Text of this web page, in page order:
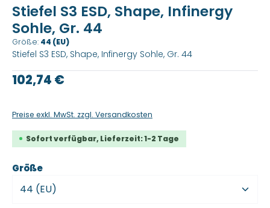
Stiefel S3 ESD, Shape, Infinergy
Sohle, Gr. 44
Größe: 44 (EU)
Stiefel S3 ESD, Shape, Infinergy Sohle, Gr. 44
Regulärer Preis:
102,74 €
Preise exkl. MwSt. zzgl. Versandkosten
Sofort verfügbar, Lieferzeit: 1-2 Tage
Größeauswählen